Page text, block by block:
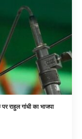
राहुल गांधी का भाजपा